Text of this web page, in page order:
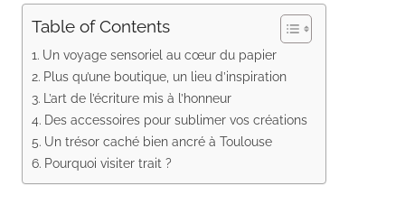
Table of Contents
Un voyage sensoriel au cœur du papier
Plus qu’une boutique, un lieu d’inspiration
L’art de l’écriture mis à l’honneur
Des accessoires pour sublimer vos créations
Un trésor caché bien ancré à Toulouse
Pourquoi visiter trait ?